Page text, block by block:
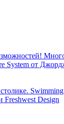
System от
Freshwest Design